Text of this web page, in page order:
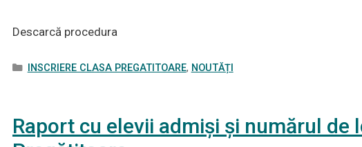
Descarcă procedura
Categorii
INSCRIERE CLASA PREGATITOARE, NOUTĂȚI
Raport cu elevii admiși și numărul